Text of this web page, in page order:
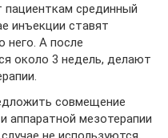
срединный
инъекции ставят
него. А после
около 3 недель, делают
совмещение
аппаратной мезотерапии